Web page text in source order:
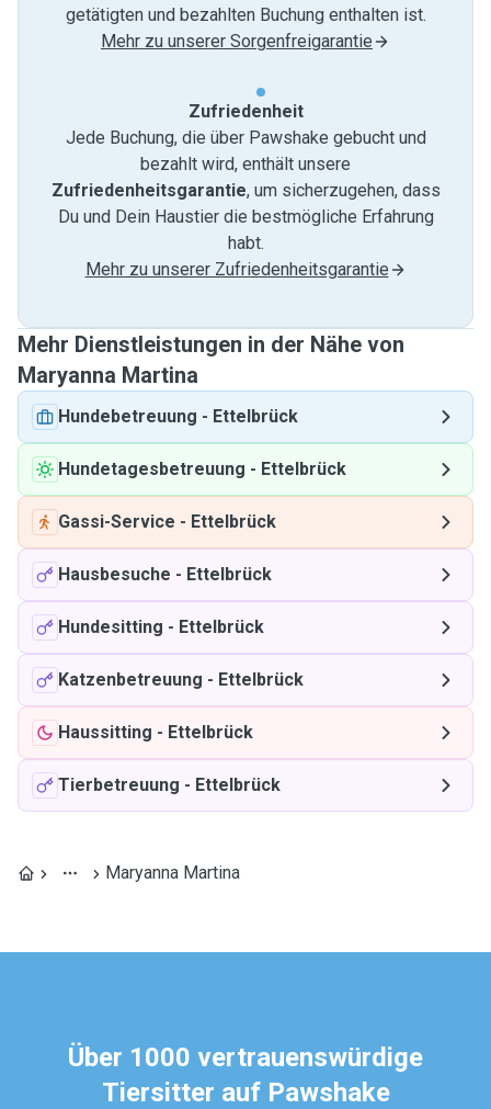
getätigten und bezahlten Buchung enthalten ist.
Mehr zu unserer Sorgenfreigarantie
Zufriedenheit
Jede Buchung, die über Pawshake gebucht und
bezahlt wird, enthält unsere
Zufriedenheitsgarantie, um sicherzugehen, dass
Du und Dein Haustier die bestmögliche Erfahrung
habt.
Mehr zu unserer Zufriedenheitsgarantie
Mehr Dienstleistungen in der Nähe von
Maryanna Martina
Hundebetreuung - Ettelbrück
Hundetagesbetreuung - Ettelbrück
Gassi-Service - Ettelbrück
Hausbesuche - Ettelbrück
Hundesitting - Ettelbrück
Katzenbetreuung - Ettelbrück
Haussitting - Ettelbrück
Tierbetreuung - Ettelbrück
Maryanna Martina
Über 1000 vertrauenswürdige
Tiersitter auf Pawshake